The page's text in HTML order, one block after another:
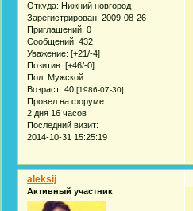
Откуда: Нижний новгород
Зарегистрирован: 2009-08-26
Приглашений: 0
Сообщений: 432
Уважение: [+21/-4]
Позитив: [+46/-0]
Пол: Мужской
Возраст: 40 [1986-07-30]
Провел на форуме:
2 дня 16 часов
Последний визит:
2014-10-31 15:25:19
aleksij
Активный участник